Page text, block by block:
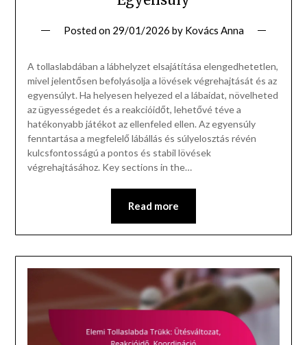
Posted on 29/01/2026 by Kovács Anna
A tollaslabdában a lábhelyzet elsajátítása elengedhetetlen,
mivel jelentősen befolyásolja a lövések végrehajtását és az
egyensúlyt. Ha helyesen helyezed el a lábaidat, növelheted
az ügyességedet és a reakcióidőt, lehetővé téve a
hatékonyabb játékot az ellenfeled ellen. Az egyensúly
fenntartása a megfelelő lábállás és súlyelosztás révén
kulcsfontosságú a pontos és stabil lövések
végrehajtásához. Key sections in the…
Read more